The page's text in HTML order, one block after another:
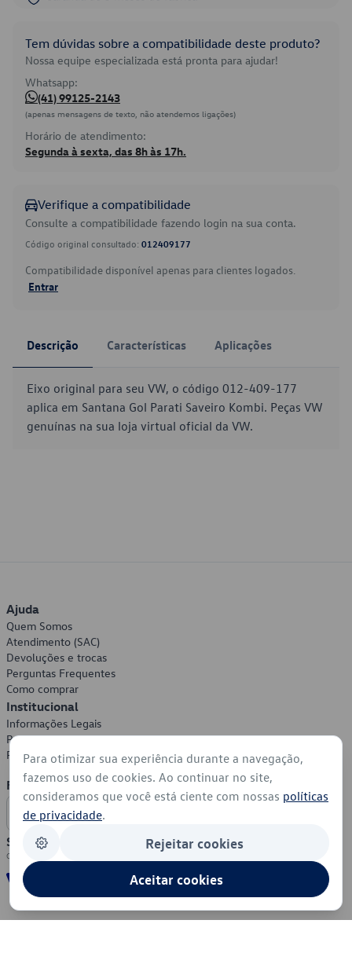
Tem dúvidas sobre a compatibilidade deste produto?
Nossa equipe especializada está pronta para ajudar!
Whatsapp:
(41) 99125-2143
(apenas mensagens de texto, não atendemos ligações)
Horário de atendimento:
Segunda à sexta, das 8h às 17h.
Verifique a compatibilidade
Consulte a compatibilidade fazendo login na sua conta.
Código original consultado: 012409177
Compatibilidade disponível apenas para clientes logados.
Entrar
Descrição Características Aplicações
Eixo original para seu VW, o código 012-409-177
aplica em Santana Gol Parati Saveiro Kombi. Peças VW
genuínas na sua loja virtual oficial da VW.
Ajuda
Quem Somos
Atendimento (SAC)
Devoluções e trocas
Perguntas Frequentes
Como comprar
Institucional
Informações Legais
Política de Privacidade
Política de Cookies
Formas de Pagamento
Segurança
Para otimizar sua experiência durante a navegação,
fazemos uso de cookies. Ao continuar no site,
consideramos que você está ciente com nossas políticas
de privacidade.
Rejeitar cookies
Aceitar cookies